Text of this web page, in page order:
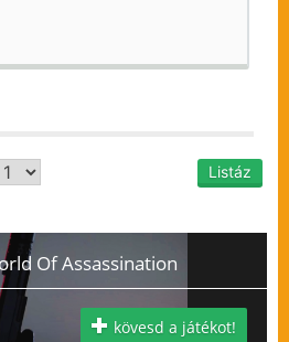
Of Assassination
kövesd a játékot!